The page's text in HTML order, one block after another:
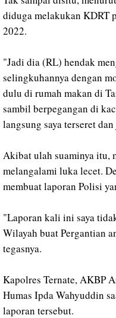
diduga melakukan KDRT
2022.
"Jadi dia (RL) hendak
selingkuhannya dengan
dulu di rumah makan di
sambil berpegangan di
langsung saya terseret
Akibat ulah suaminya itu,
melangalami luka lecet.
membuat laporan Polisi
"Laporan kali ini saya
Wilayah buat Pergantian
tegasnya.
Kapolres Ternate, AKBP
Humas Ipda Wahyuddin
laporan tersebut.